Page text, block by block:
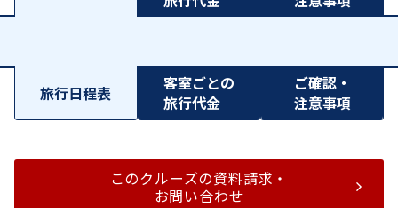
旅行日程表
客室ごとの
旅行代金
ご確認・
注意事項
このクルーズの資料請求・
お問い合わせ